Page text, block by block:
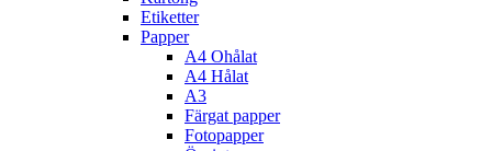
Etiketter
Papper
A4 Ohålat
A4 Hålat
A3
Färgat papper
Fotopapper